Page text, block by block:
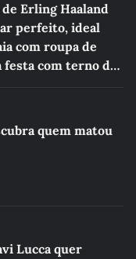
Erling Haaland
perfeito, ideal
com roupa de
festa com terno de
quem matou
Lucca quer